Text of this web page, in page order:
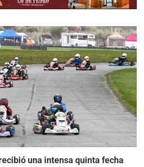
una intensa quinta fecha